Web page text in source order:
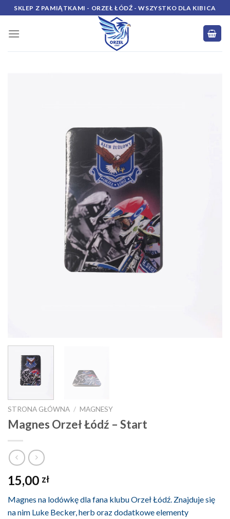
Skip
to
content
SKLEP Z PAMIĄTKAMI - ORZEŁ ŁÓDŹ - WSZYSTKO DLA KIBICA
STRONA GŁÓWNA / MAGNESY
Magnes Orzeł Łódź – Start
15,00 zł
Magnes na lodówkę dla fana klubu Orzeł Łódź. Znajduje się
na nim Luke Becker, herb oraz dodatkowe elementy